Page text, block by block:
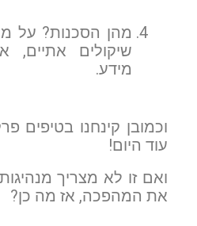
מהן הסכנות? על
שיקולים אתיים,
מידע.
וכמובן קינחנו בטיפים
עוד היום!
ואם זו לא מצריך
את המהפכה, אז מה כן?